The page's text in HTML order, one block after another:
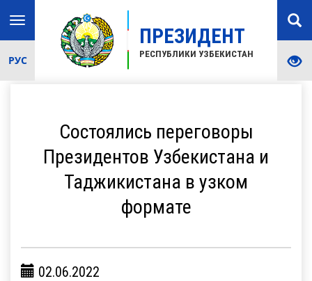
ПРЕЗИДЕНТ
РЕСПУБЛИКИ УЗБЕКИСТАН
Toggle
navigation
РУС
Состоялись переговоры
Президентов Узбекистана и
Таджикистана в узком
формате
02.06.2022